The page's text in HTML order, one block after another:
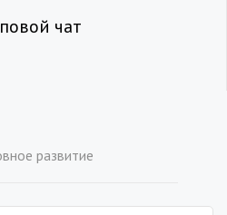
чат
развитие